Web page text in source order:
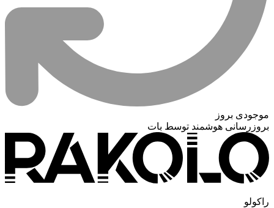
موجودی بروز
بروزرسانی هوشمند توسط بات
راکولو